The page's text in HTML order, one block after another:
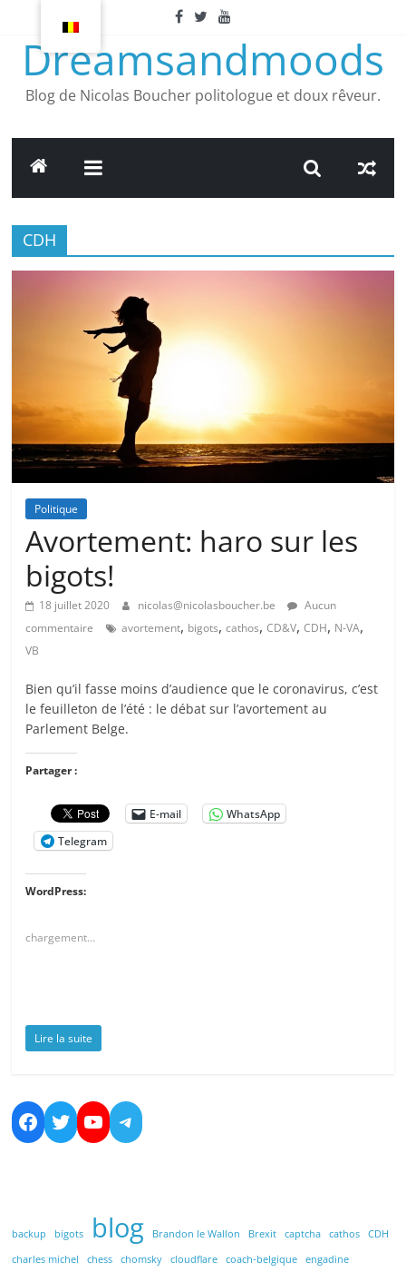
Dreamsandmoods
Blog de Nicolas Boucher politologue et doux rêveur.
CDH
Politique
Avortement: haro sur les
bigots!
18 juillet 2020 nicolas@nicolasboucher.be
Aucun
commentaire
avortement, bigots,cathos,CD&V,CDH, N-VA,
VB
Bien qu’il fasse moins d’audience que le coronavirus, c’est
le feuilleton de l’été : le débat sur l’avortement au
Parlement Belge.
Partager :
E-mail
WhatsApp
Telegram
WordPress:
chargement…
Lire la suite
Facebook
Twitter
YouTubeTelegram
backup bigots blog Brandon le Wallon Brexit captcha cathos
CDH
charles michel
chess chomsky cloudflare coach-belgique
engadine